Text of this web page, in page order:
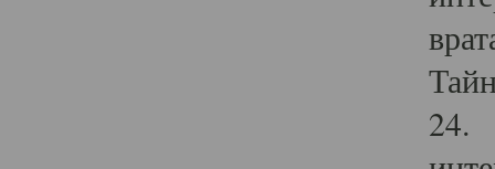
24.